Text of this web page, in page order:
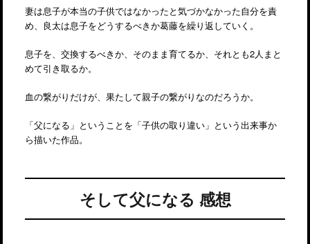
妻は息子が本当の子供ではなかったと気づかなかった自分を責
め、良太は息子をどうするべきか葛藤を繰り返していく。
息子を、交換するべきか、そのまま育てるか、それとも2人まと
めて引き取るか。
血の繋がりだけが、果たして親子の繋がりなのだろうか。
「父になる」ということを「子供の取り違い」という出来事か
ら描いた作品。
そして父になる 感想